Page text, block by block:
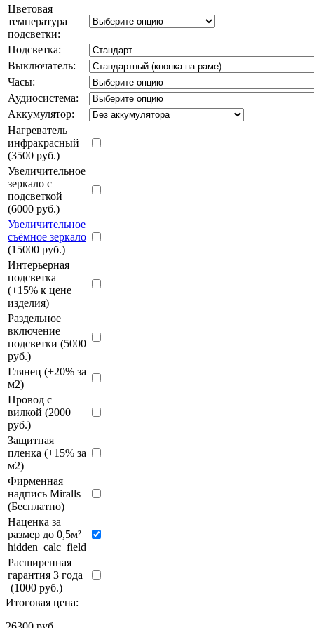
Цветовая
температура
подсветки:
Подсветка:
Выключатель:
Часы:
Аудиосистема:
Аккумулятор:
Нагреватель
инфракрасный
(3500 руб.)
Увеличительное
зеркало с
подсветкой
(6000 руб.)
Увеличительное
съёмное зеркало
(15000 руб.)
Интерьерная
подсветка
(+15% к цене
изделия)
Раздельное
включение
подсветки (5000
руб.)
Глянец (+20% за
м2)
Провод с
вилкой (2000
руб.)
Защитная
пленка (+15% за
м2)
Фирменная
надпись Miralls
(Бесплатно)
Наценка за
размер до 0,5м²
hidden_calc_field
Расширенная
гарантия 3 года
(1000 руб.)
Итоговая цена: